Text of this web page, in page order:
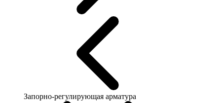
Запорно-регулирующая арматура